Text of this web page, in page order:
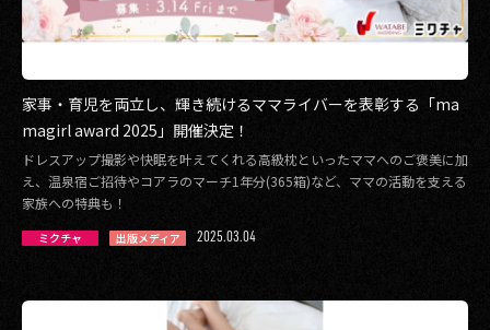
2013
2012
2011
2010
家事・育児を両立し、輝き続けるママライバーを表彰する「ma
magirl award 2025」開催決定！
ドレスアップ撮影や快眠を叶えてくれる高級枕といったママへのご褒美に加
え、温泉宿ご招待やコアラのマーチ1年分(365箱)など、ママの活動を支える
家族への特典も！
ミクチャ 出版メディア 2025.03.04